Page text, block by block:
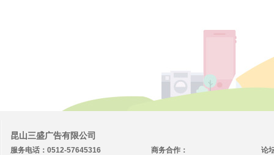
昆山三盛广告有限公司
服务电话：0512-57645316
论
商务合作：